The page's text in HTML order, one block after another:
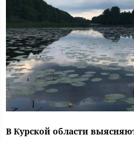
В Курской области